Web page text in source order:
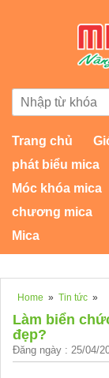
Trang chủ
phát biểu mica
Móc khóa mica
chương mica
Mica
Home » Tin tức »
Làm biển
đẹp?
Đăng ngày : 25/04/